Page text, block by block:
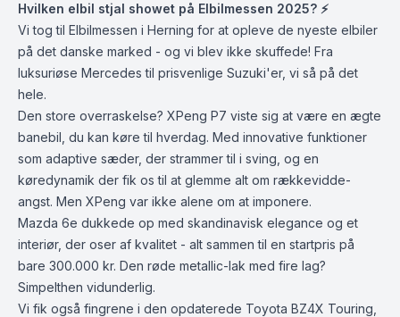
Hvilken elbil stjal showet på Elbilmessen 2025? ⚡
Vi tog til Elbilmessen i Herning for at opleve de nyeste elbiler
på det danske marked - og vi blev ikke skuffede! Fra
luksuriøse Mercedes til prisvenlige Suzuki'er, vi så på det
hele.
Den store overraskelse? XPeng P7 viste sig at være en ægte
banebil, du kan køre til hverdag. Med innovative funktioner
som adaptive sæder, der strammer til i sving, og en
køredynamik der fik os til at glemme alt om rækkevidde-
angst. Men XPeng var ikke alene om at imponere.
Mazda 6e dukkede op med skandinavisk elegance og et
interiør, der oser af kvalitet - alt sammen til en startpris på
bare 300.000 kr. Den røde metallic-lak med fire lag?
Simpelthen vidunderlig.
Vi fik også fingrene i den opdaterede Toyota BZ4X Touring,